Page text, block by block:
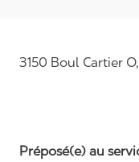
3150 Boul Cartier
Préposé(e) au